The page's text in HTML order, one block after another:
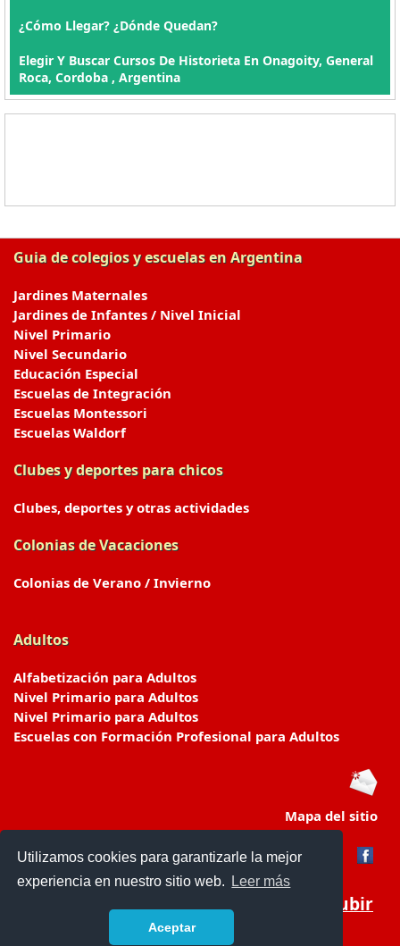
Utilizamos cookies para garantizarle la mejor
experiencia en nuestro sitio web.
Leer más
Aceptar
¿Cómo Llegar? ¿Dónde Quedan?
Elegir Y Buscar Cursos De Historieta En Onagoity, General
Roca, Cordoba , Argentina
Guia de colegios y escuelas en Argentina
Jardines Maternales
Jardines de Infantes / Nivel Inicial
Nivel Primario
Nivel Secundario
Educación Especial
Escuelas de Integración
Escuelas Montessori
Escuelas Waldorf
Clubes y deportes para chicos
Clubes, deportes y otras actividades
Colonias de Vacaciones
Colonias de Verano / Invierno
Adultos
Alfabetización para Adultos
Nivel Primario para Adultos
Nivel Primario para Adultos
Escuelas con Formación Profesional para Adultos
Mapa del sitio
Subir